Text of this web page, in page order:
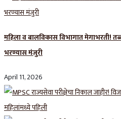
महिला व बालविकास विभागात मेगाभरती!
भरण्यास मंजुरी
April 11, 2026